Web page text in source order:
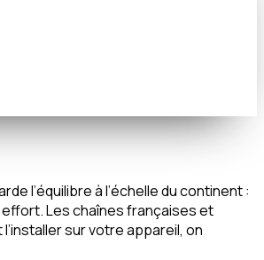
l’équilibre à l’échelle du continent :
effort. Les chaînes françaises et
sur votre appareil, on